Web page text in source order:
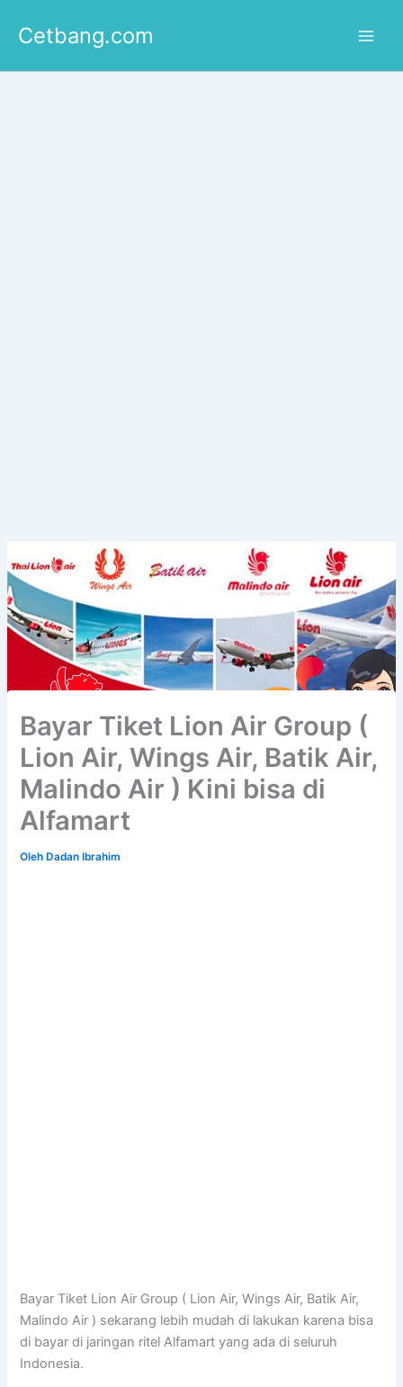
Cetbang.com
Bayar Tiket Lion Air Group (
Lion Air, Wings Air, Batik Air,
Malindo Air ) Kini bisa di
Alfamart
OlehDadan Ibrahim
Bayar Tiket Lion Air Group ( Lion Air, Wings Air, Batik Air,
Malindo Air ) sekarang lebih mudah di lakukan karena bisa
di bayar di jaringan ritel Alfamart yang ada di seluruh
Indonesia.